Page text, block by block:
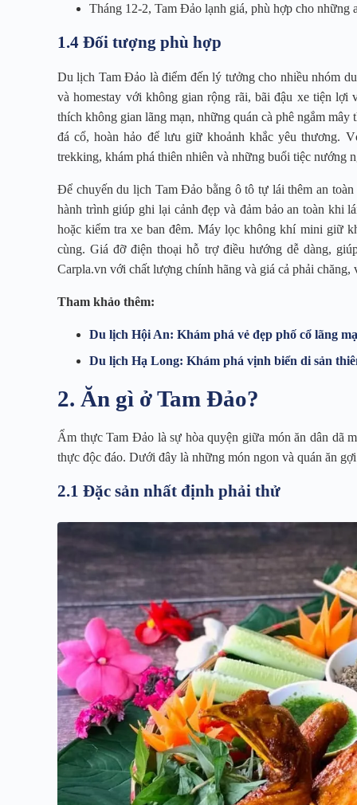
Tháng 12-2, Tam Đảo lạnh giá, phù hợp cho những
1.4 Đối tượng phù hợp
Du lịch Tam Đảo là điểm đến lý tưởng cho nhiều nhóm
và homestay với không gian rộng rãi, bãi đậu xe tiện
thích không gian lãng mạn, những quán cà phê ngắm
đá cổ, hoàn hảo để lưu giữ khoảnh khắc yêu thương.
trekking, khám phá thiên nhiên và những buổi tiệc nướng
Để chuyến du lịch Tam Đảo bằng ô tô tự lái thêm an
hành trình giúp ghi lại cảnh đẹp và đảm bảo an toàn khi
hoặc kiểm tra xe ban đêm. Máy lọc không khí mini giữ
cùng. Giá đỡ điện thoại hỗ trợ điều hướng dễ dàng,
Carpla.vn với chất lượng chính hãng và giá cả phải chăng,
Tham khảo thêm:
Du lịch Hội An: Khám phá vẻ đẹp phố cổ lãng
Du lịch Hạ Long: Khám phá vịnh biển di sản
2. Ăn gì ở Tam Đảo?
Ẩm thực Tam Đảo là sự hòa quyện giữa món ăn dân dã
thực độc đáo. Dưới đây là những món ngon và quán ăn
2.1 Đặc sản nhất định phải thử